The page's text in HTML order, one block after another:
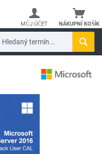
NÁKUPNÍ KOŠÍK
MŮJ ÚČET